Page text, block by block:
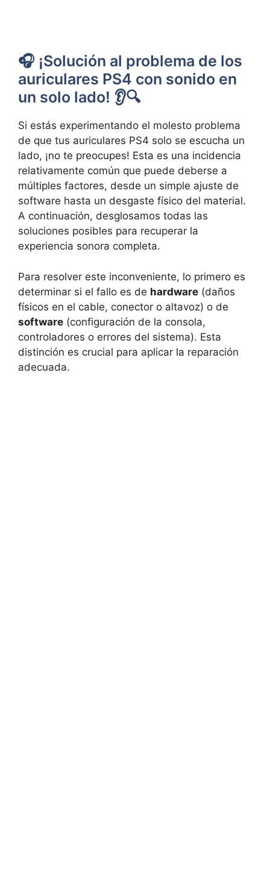
🎧 ¡Solución al problema de los
auriculares PS4 con sonido en
un solo lado! 👂🔍
Si estás experimentando el molesto problema
de que tus auriculares PS4 solo se escucha un
lado, ¡no te preocupes! Esta es una incidencia
relativamente común que puede deberse a
múltiples factores, desde un simple ajuste de
software hasta un desgaste físico del material.
A continuación, desglosamos todas las
soluciones posibles para recuperar la
experiencia sonora completa.
Para resolver este inconveniente, lo primero es
determinar si el fallo es de hardware (daños
físicos en el cable, conector o altavoz) o de
software (configuración de la consola,
controladores o errores del sistema). Esta
distinción es crucial para aplicar la reparación
adecuada.